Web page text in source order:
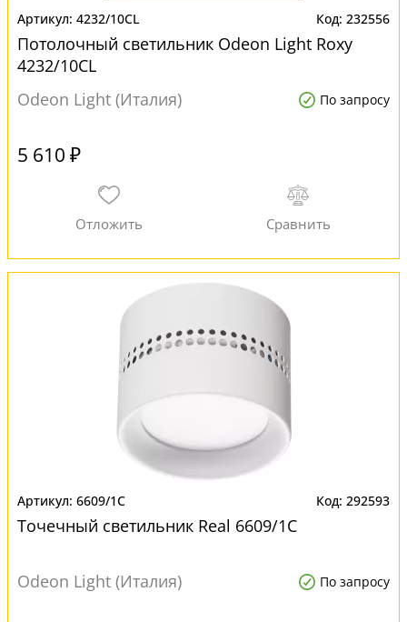
4232/10CL 232556
Потолочный светильник Odeon Light Roxy
4232/10CL
Odeon Light (Италия)
По запросу
5 610 ₽
6609/1C 292593
Точечный светильник Real 6609/1C
Odeon Light (Италия) По запросу